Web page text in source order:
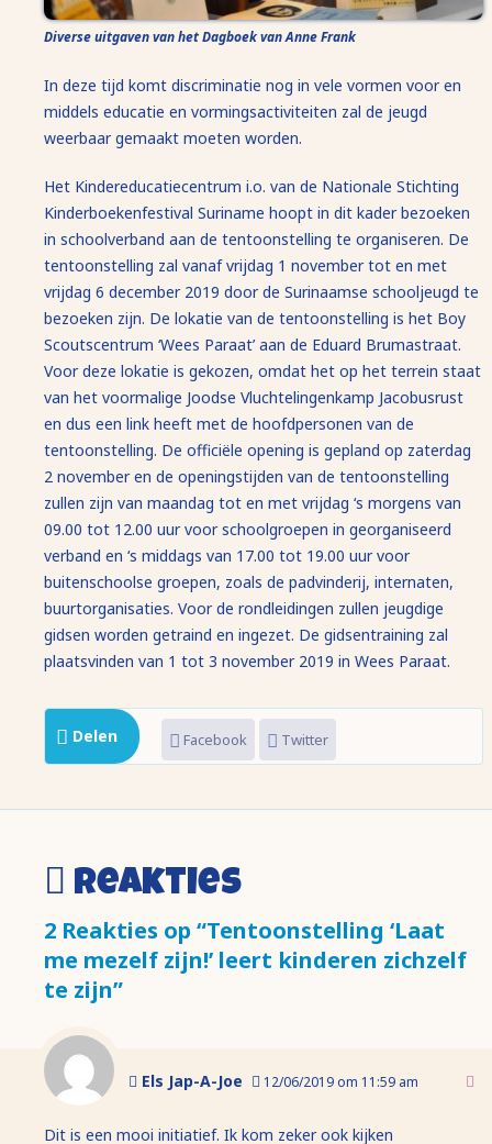
Diverse uitgaven van het Dagboek van Anne Frank
In deze tijd komt discriminatie nog in vele vormen voor en
middels educatie en vormingsactiviteiten zal de jeugd
weerbaar gemaakt moeten worden.
Het Kindereducatiecentrum i.o. van de Nationale Stichting
Kinderboekenfestival Suriname hoopt in dit kader bezoeken
in schoolverband aan de tentoonstelling te organiseren. De
tentoonstelling zal vanaf vrijdag 1 november tot en met
vrijdag 6 december 2019 door de Surinaamse schooljeugd te
bezoeken zijn. De lokatie van de tentoonstelling is het Boy
Scoutscentrum ‘Wees Paraat’ aan de Eduard Brumastraat.
Voor deze lokatie is gekozen, omdat het op het terrein staat
van het voormalige Joodse Vluchtelingenkamp Jacobusrust
en dus een link heeft met de hoofdpersonen van de
tentoonstelling. De officiële opening is gepland op zaterdag
2 november en de openingstijden van de tentoonstelling
zullen zijn van maandag tot en met vrijdag ‘s morgens van
09.00 tot 12.00 uur voor schoolgroepen in georganiseerd
verband en ‘s middags van 17.00 tot 19.00 uur voor
buitenschoolse groepen, zoals de padvinderij, internaten,
buurtorganisaties. Voor de rondleidingen zullen jeugdige
gidsen worden getraind en ingezet. De gidsentraining zal
plaatsvinden van 1 tot 3 november 2019 in Wees Paraat.
Delen Facebook Twitter
Reakties
2 Reakties op “Tentoonstelling ‘Laat
me mezelf zijn!’ leert kinderen zichzelf
te zijn”
Els Jap-A-Joe 12/06/2019 om 11:59 am
Dit is een mooi initiatief. Ik kom zeker ook kijken